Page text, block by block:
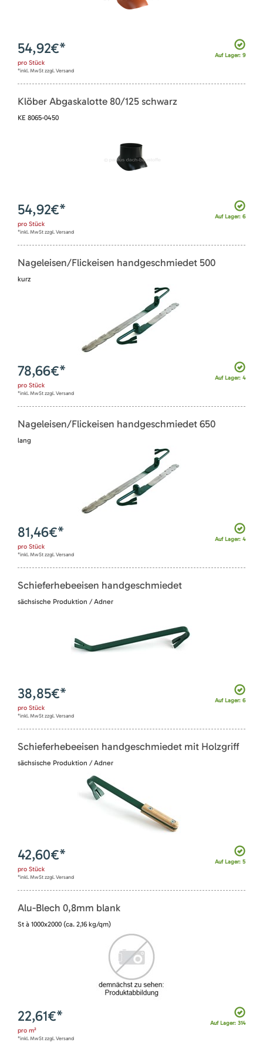
Auf Lager: 9
54,92€*
pro Stück
*inkl. MwSt zzgl. Versand
Klöber Abgaskalotte 80/125 schwarz
KE 8065-0450
Auf Lager: 6
54,92€*
pro Stück
*inkl. MwSt zzgl. Versand
Nageleisen/Flickeisen handgeschmiedet 500
kurz
Auf Lager: 4
78,66€*
pro Stück
*inkl. MwSt zzgl. Versand
Nageleisen/Flickeisen handgeschmiedet 650
lang
Auf Lager: 4
81,46€*
pro Stück
*inkl. MwSt zzgl. Versand
Schieferhebeeisen handgeschmiedet
sächsische Produktion / Adner
Auf Lager: 6
38,85€*
pro Stück
*inkl. MwSt zzgl. Versand
Schieferhebeeisen handgeschmiedet mit Holzgriff
sächsische Produktion / Adner
Auf Lager: 5
42,60€*
pro Stück
*inkl. MwSt zzgl. Versand
Alu-Blech 0,8mm blank
St à 1000x2000 (ca. 2,16 kg/qm)
Auf Lager: 314
22,61€*
pro m²
*inkl. MwSt zzgl. Versand